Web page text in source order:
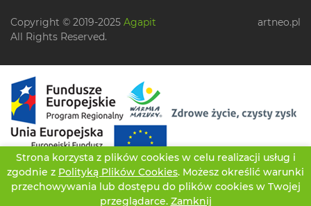
Strona korzysta z plików cookies w celu realizacji usług i
zgodnie z Polityką Plików Cookies. Możesz określić warunki
przechowywania lub dostępu do plików cookies w Twojej
przeglądarce. Zamknij
Copyright © 2019-2025 Agapit
All Rights Reserved.
artneo.pl